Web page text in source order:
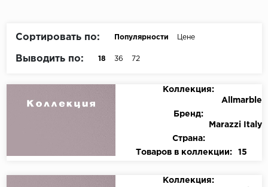
Сортировать по: Популярности Цене
Выводить по: 18 36 72
Коллекция:
Allmarble
Бренд:
Marazzi Italy
Страна:
Товаров в коллекции:
15
Коллекция: